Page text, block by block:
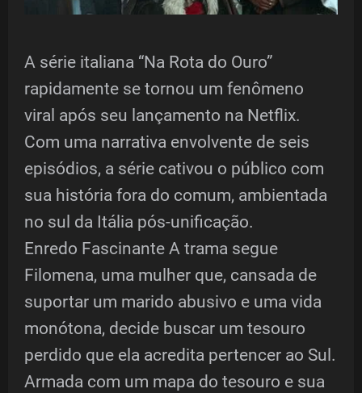
A série italiana “Na Rota do Ouro”
rapidamente se tornou um fenômeno
viral após seu lançamento na Netflix.
Com uma narrativa envolvente de seis
episódios, a série cativou o público com
sua história fora do comum, ambientada
no sul da Itália pós-unificação.
Enredo Fascinante A trama segue
Filomena, uma mulher que, cansada de
suportar um marido abusivo e uma vida
monótona, decide buscar um tesouro
perdido que ela acredita pertencer ao Sul.
Armada com um mapa do tesouro e sua